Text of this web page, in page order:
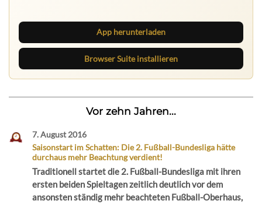
App herunterladen
Browser Suite installieren
Vor zehn Jahren...
7. August 2016
Saisonstart im Schatten: Die 2. Fußball-Bundesliga hätte
durchaus mehr Beachtung verdient!
Traditionell startet die 2. Fußball-Bundesliga mit ihren
ersten beiden Spieltagen zeitlich deutlich vor dem
ansonsten ständig mehr beachteten Fußball-Oberhaus,